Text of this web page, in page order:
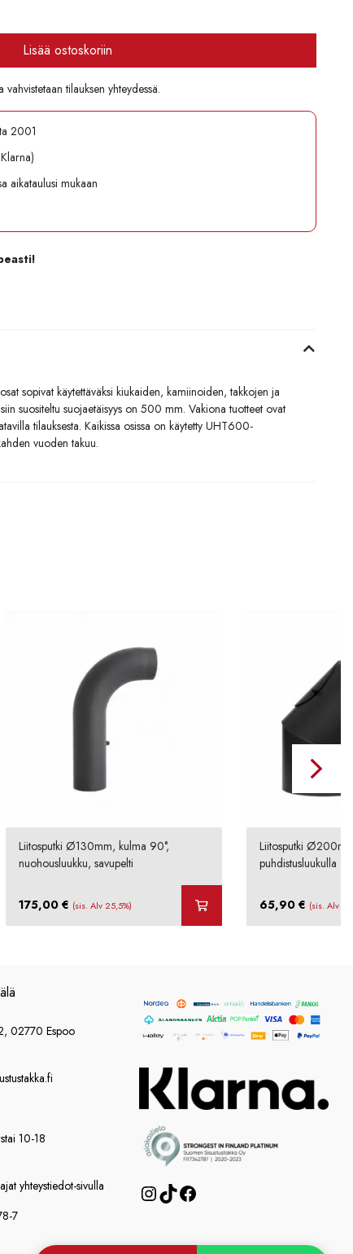
Lisää ostoskoriin
tilauksen yhteydessä.
2001
aikataulusi mukaan
sopivat käytettäväksi kiukaiden, kamiinoiden, takkojen ja
suositeltu suojaetäisyys on 500 mm. Vakiona tuotteet ovat
tilauksesta. Kaikissa osissa on käytetty UHT600-
vuoden takuu.
Liitosputki Ø130mm, kulma 90°,
nuohousluukku, savupelti
175,00 € (sis. Alv 25,5%)
Liitosputki
puhdistusluukulla
65,90 € (sis. Alv
02770 Espoo
10-18
yhteystiedot-sivulla
7
Instagram
TikTok